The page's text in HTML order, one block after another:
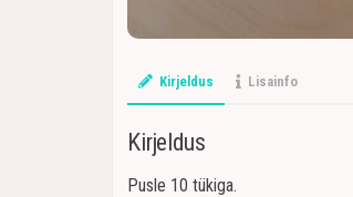
Kirjeldus Lisainfo
Kirjeldus
Pusle 10 tükiga.